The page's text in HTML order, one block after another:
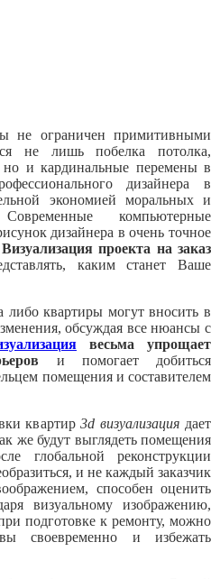
не ограничен примитивными
не лишь побелка потолка,
и кардинальные перемены в
дизайнера в
экономией моральных и
компьютерные
дизайнера в очень точное
Визуализация проекта на заказ
каким станет Ваше
либо квартиры могут вносить в
обсуждая все нюансы с
весьма упрощает
и помогает добиться
помещения и составителем
квартир3d визуализация дает
же будут выглядеть помещения
глобальной реконструкции
и не каждый заказчик
способен оценить
визуальному изображению,
подготовке к ремонту, можно
своевременно и избежать